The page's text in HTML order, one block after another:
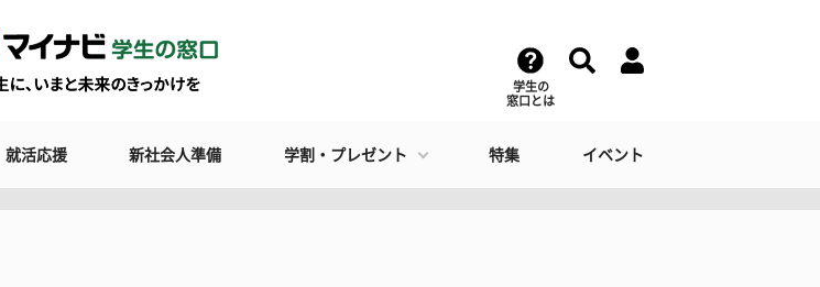
学生の
窓口とは
就活応援 新社会人準備 学割・プレゼント 特集 イベント